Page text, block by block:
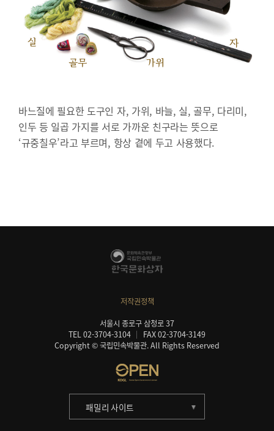
실
골무
가위
자
바느질에 필요한 도구인 자, 가위, 바늘, 실, 골무, 다리미,
인두 등 일곱 가지를 서로 가까운 친구라는 뜻으로
‘규중칠우’라고 부르며, 항상 곁에 두고 사용했다.
저작권정책
서울시 종로구 삼청로 37
TEL 02-3704-3104
FAX 02-3704-3149
Copyright © 국립민속박물관. All Rights Reserved
패밀리 사이트